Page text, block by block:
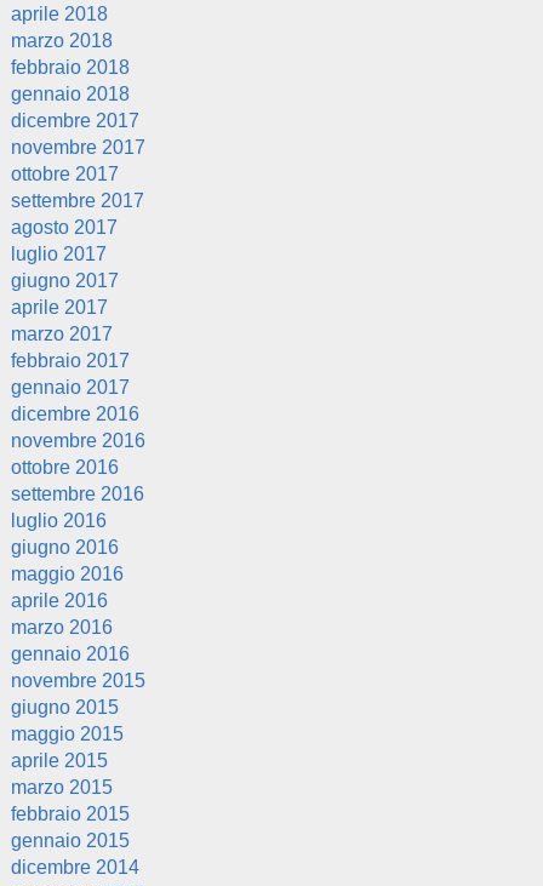
aprile 2018
marzo 2018
febbraio 2018
gennaio 2018
dicembre 2017
novembre 2017
ottobre 2017
settembre 2017
agosto 2017
luglio 2017
giugno 2017
aprile 2017
marzo 2017
febbraio 2017
gennaio 2017
dicembre 2016
novembre 2016
ottobre 2016
settembre 2016
luglio 2016
giugno 2016
maggio 2016
aprile 2016
marzo 2016
gennaio 2016
novembre 2015
giugno 2015
maggio 2015
aprile 2015
marzo 2015
febbraio 2015
gennaio 2015
dicembre 2014